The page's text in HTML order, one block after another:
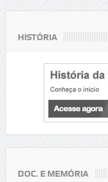
HISTÓRIA
DOC. E MEMÓRIA